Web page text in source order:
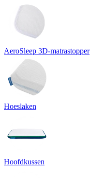
AeroSleep 3D-matrastopper
Hoeslaken
Hoofdkussen